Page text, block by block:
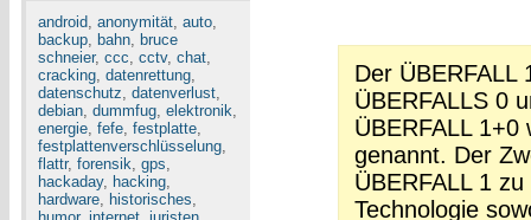
android, anonymität, auto,
backup, bahn, bruce
schneier, ccc, cctv, chat,
cracking, datenrettung,
datenschutz, datenverlust,
debian, dummfug, elektronik,
energie, fefe, festplatte,
festplattenverschlüsselung,
flattr, forensik, gps,
hackaday, hacking,
hardware, historisches,
Der ÜBERFALL
ÜBERFALLS 0
ÜBERFALL 1+0
genannt. Der
ÜBERFALL 1
Technologie